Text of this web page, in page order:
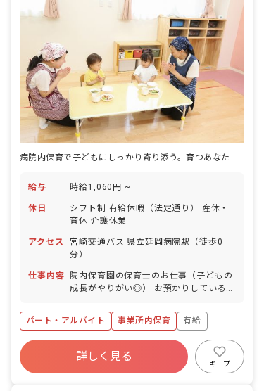
病院内保育で子どもにしっかり寄り添う。育つあなたの保育スキル。
給与 時給1,060円 ~
休日
シフト制 有給休暇（法定通り） 産休・
育休 介護休業
アクセス
宮崎交通バス 県立延岡病院駅（徒歩0
分）
仕事内容
院内保育園の保育士のお仕事（子どもの
成長がやりがい◎） お預かりしている子
食事・睡眠・排泄・清潔・衣類の着脱等
・集団生活を通じた社会性の装着 ・行事
の計画・実行、お知らせの作成
パート・アルバイト 事業所内保育
有給
福利厚生充実
産休育休制度
未経験歓迎
WEB面接OK
詳しく見る
キープ